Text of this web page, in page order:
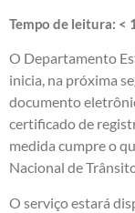
Tempo de leitura: <
O Departamento
inicia, na próxima
documento
certificado de
medida cumpre o
Nacional de
O serviço estará